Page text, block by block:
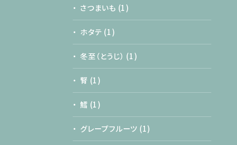
さつまいも (1)
ホタテ (1)
冬至（とうじ） (1)
腎 (1)
鱈 (1)
グレープフルーツ (1)